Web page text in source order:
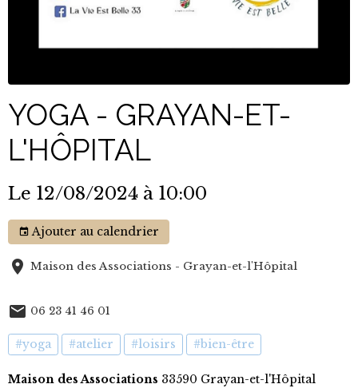
YOGA - GRAYAN-ET-
L'HÔPITAL
Le 12/08/2024 à 10:00
Ajouter au calendrier
Maison des Associations - Grayan-et-l'Hôpital
06 23 41 46 01
#yoga #atelier #loisirs #bien-être
Maison des Associations 33590 Grayan-et-l'Hôpital